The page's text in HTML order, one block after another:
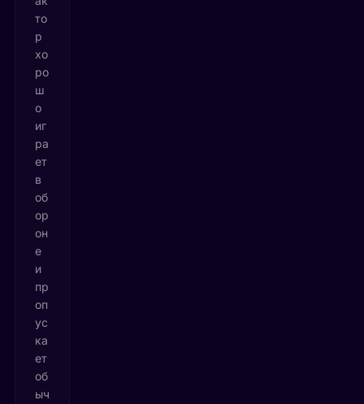
то
р
хо
ро
ш
о
иг
ра
ет
в
об
ор
он
е
и
пр
оп
ус
ка
ет
об
ыч